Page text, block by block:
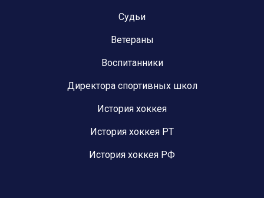
Судьи
Ветераны
Воспитанники
Директора спортивных школ
История хоккея
История хоккея РТ
История хоккея РФ